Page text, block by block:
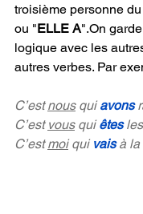
troisième personne
ou "ELLE A".On
logique avec les
autres verbes. Par
C’est nous qui avons
C’est vous qui êtes
C’est moi qui vais à la